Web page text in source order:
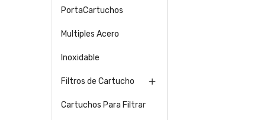
PortaCartuchos
Multiples Acero
Inoxidable
Filtros de Cartucho 
Cartuchos Para Filtrar